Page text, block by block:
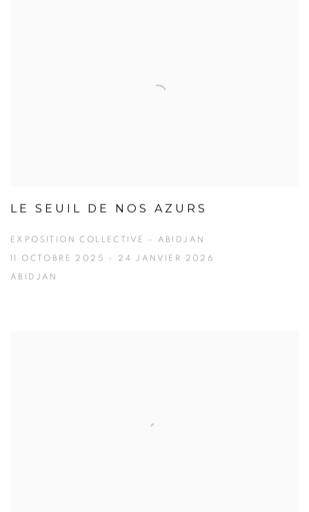
LE SEUIL DE NOS AZURS
EXPOSITION COLLECTIVE - ABIDJAN
11 OCTOBRE 2025 - 24 JANVIER 2026
ABIDJAN